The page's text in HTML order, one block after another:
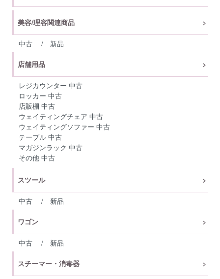
美容/理容関連商品
中古 / 新品
店舗用品
レジカウンター 中古
ロッカー 中古
店販棚 中古
ウェイティングチェア 中古
ウェイティングソファー 中古
テーブル 中古
マガジンラック 中古
その他 中古
スツール
中古 / 新品
ワゴン
中古 / 新品
スチーマー・消毒器